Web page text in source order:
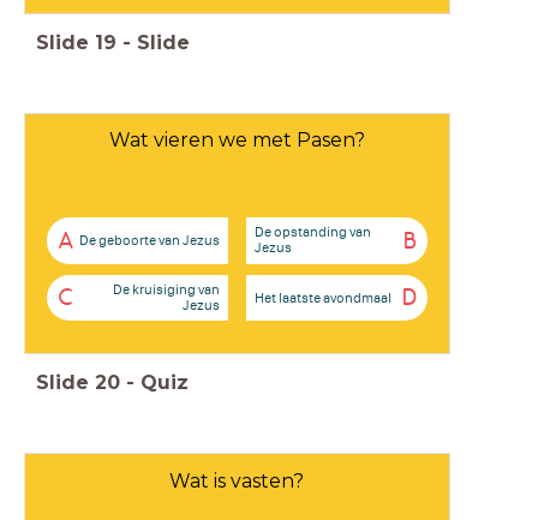
Slide 19 - Slide
Wat vieren we met Pasen?
A De geboorte van Jezus B
De opstanding van
Jezus
C
De kruisiging van
Jezus
D
Het laatste avondmaal
Slide 20 - Quiz
Wat is vasten?